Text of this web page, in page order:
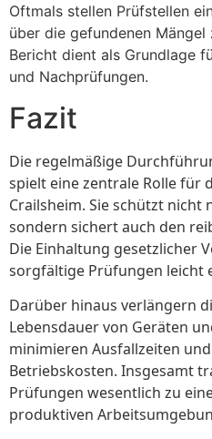
Oftmals stellen Prüfstellen
über die gefundenen
Bericht dient als Grundlage
und Nachprüfungen.
Fazit
Die regelmäßige
spielt eine zentrale Rolle für
Crailsheim. Sie schützt nicht
sondern sichert auch den
Die Einhaltung gesetzlicher
sorgfältige Prüfungen leicht
Darüber hinaus verlängern
Lebensdauer von Geräten
minimieren Ausfallzeiten
Betriebskosten. Insgesamt
Prüfungen wesentlich zu
produktiven